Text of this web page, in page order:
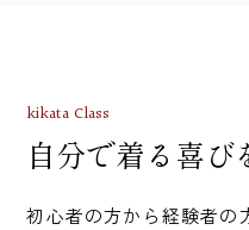
kikata Class
自分で着る喜び
初心者の方から経験者の